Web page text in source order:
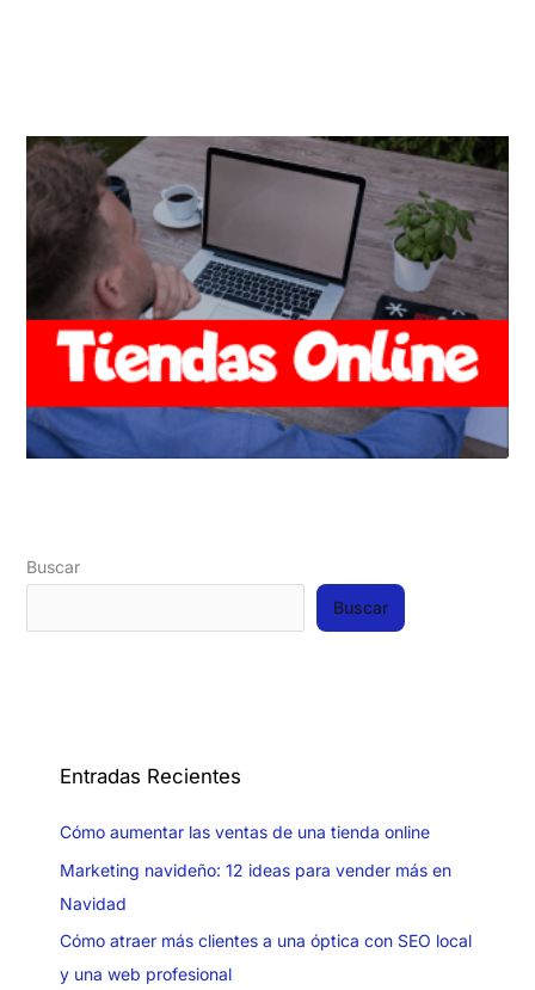
Buscar
Buscar
Entradas Recientes
Cómo aumentar las ventas de una tienda online
Marketing navideño: 12 ideas para vender más en
Navidad
Cómo atraer más clientes a una óptica con SEO local
y una web profesional